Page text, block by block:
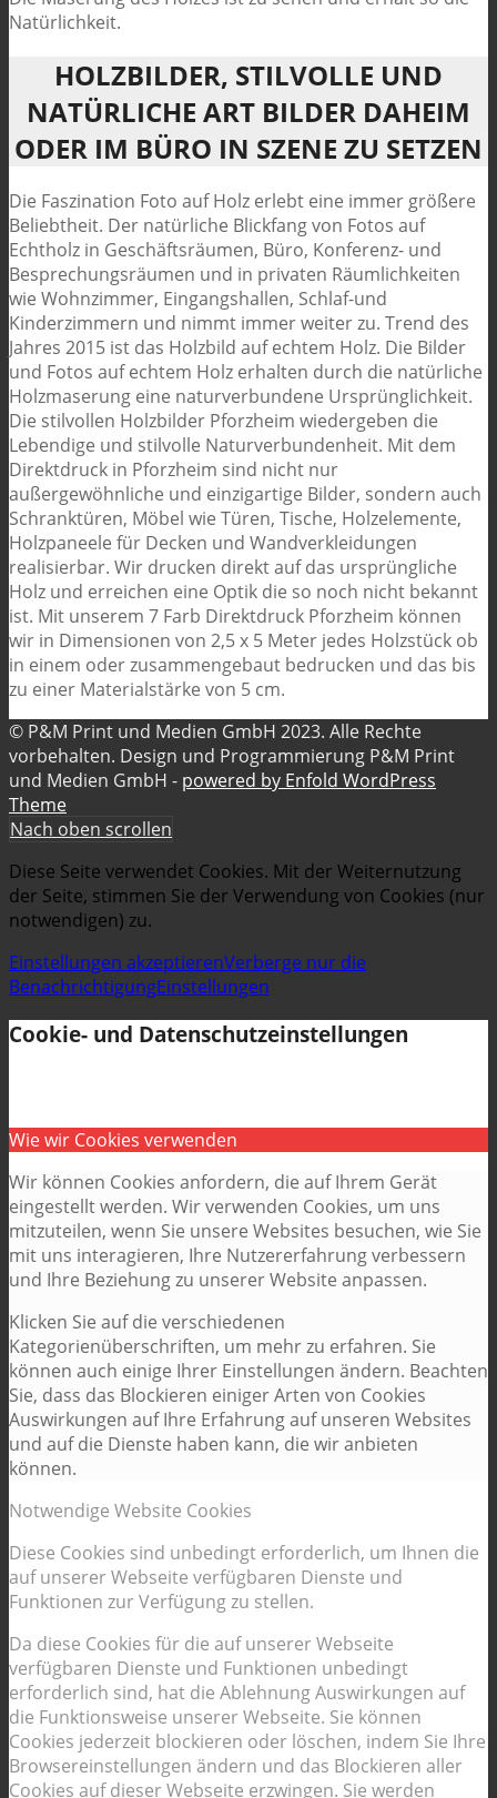
Natürlichkeit.
HOLZBILDER, STILVOLLE UND
NATÜRLICHE ART BILDER DAHEIM
ODER IM BÜRO IN SZENE ZU SETZEN
Die Faszination Foto auf Holz erlebt eine immer größere
Beliebtheit. Der natürliche Blickfang von Fotos auf
Echtholz in Geschäftsräumen, Büro, Konferenz- und
Besprechungsräumen und in privaten Räumlichkeiten
wie Wohnzimmer, Eingangshallen, Schlaf-und
Kinderzimmern und nimmt immer weiter zu. Trend des
Jahres 2015 ist das Holzbild auf echtem Holz. Die Bilder
und Fotos auf echtem Holz erhalten durch die natürliche
Holzmaserung eine naturverbundene Ursprünglichkeit.
Die stilvollen Holzbilder Pforzheim wiedergeben die
Lebendige und stilvolle Naturverbundenheit. Mit dem
Direktdruck in Pforzheim sind nicht nur
außergewöhnliche und einzigartige Bilder, sondern auch
Schranktüren, Möbel wie Türen, Tische, Holzelemente,
Holzpaneele für Decken und Wandverkleidungen
realisierbar. Wir drucken direkt auf das ursprüngliche
Holz und erreichen eine Optik die so noch nicht bekannt
ist. Mit unserem 7 Farb Direktdruck Pforzheim können
wir in Dimensionen von 2,5 x 5 Meter jedes Holzstück ob
in einem oder zusammengebaut bedrucken und das bis
zu einer Materialstärke von 5 cm.
© P&M Print und Medien GmbH 2023. Alle Rechte
vorbehalten. Design und Programmierung P&M Print
und Medien GmbH - powered by Enfold WordPress
Theme
Nach oben scrollen
Diese Seite verwendet Cookies. Mit der Weiternutzung
der Seite, stimmen Sie der Verwendung von Cookies (nur
notwendigen) zu.
Einstellungen akzeptierenVerberge nur die
BenachrichtigungEinstellungen
Cookie- und Datenschutzeinstellungen
Wie wir Cookies verwenden
Wir können Cookies anfordern, die auf Ihrem Gerät
eingestellt werden. Wir verwenden Cookies, um uns
mitzuteilen, wenn Sie unsere Websites besuchen, wie Sie
mit uns interagieren, Ihre Nutzererfahrung verbessern
und Ihre Beziehung zu unserer Website anpassen.
Klicken Sie auf die verschiedenen
Kategorienüberschriften, um mehr zu erfahren. Sie
können auch einige Ihrer Einstellungen ändern. Beachten
Sie, dass das Blockieren einiger Arten von Cookies
Auswirkungen auf Ihre Erfahrung auf unseren Websites
und auf die Dienste haben kann, die wir anbieten
können.
Notwendige Website Cookies
Diese Cookies sind unbedingt erforderlich, um Ihnen die
auf unserer Webseite verfügbaren Dienste und
Funktionen zur Verfügung zu stellen.
Da diese Cookies für die auf unserer Webseite
verfügbaren Dienste und Funktionen unbedingt
erforderlich sind, hat die Ablehnung Auswirkungen auf
die Funktionsweise unserer Webseite. Sie können
Cookies jederzeit blockieren oder löschen, indem Sie Ihre
Browsereinstellungen ändern und das Blockieren aller
Cookies auf dieser Webseite erzwingen. Sie werden